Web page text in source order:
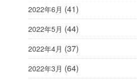
2022年6月 (41)
2022年5月 (44)
2022年4月 (37)
2022年3月 (64)